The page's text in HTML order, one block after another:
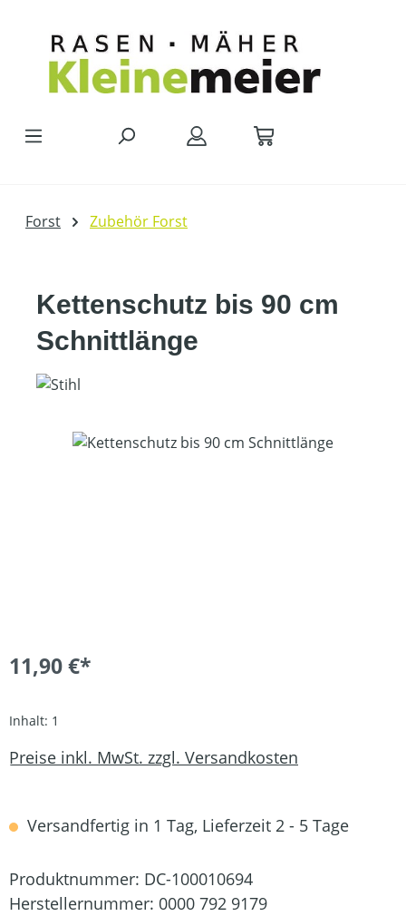
Forst Zubehör Forst
Kettenschutz bis 90 cm
Schnittlänge
Bildergalerie überspringen
11,90 €*
Inhalt: 1
Preise inkl. MwSt. zzgl. Versandkosten
Versandfertig in 1 Tag, Lieferzeit 2 - 5 Tage
Produktnummer: DC-100010694
Herstellernummer: 0000 792 9179